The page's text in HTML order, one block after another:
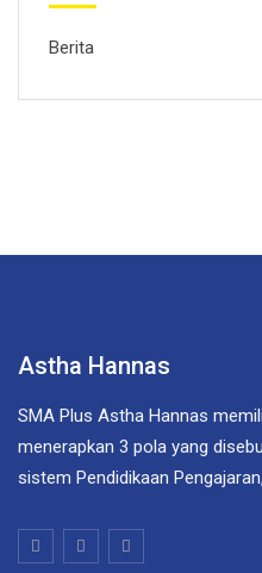
Berita
Astha Hannas
SMA Plus Astha Hannas
menerapkan 3 pola yang
sistem Pendidikaan